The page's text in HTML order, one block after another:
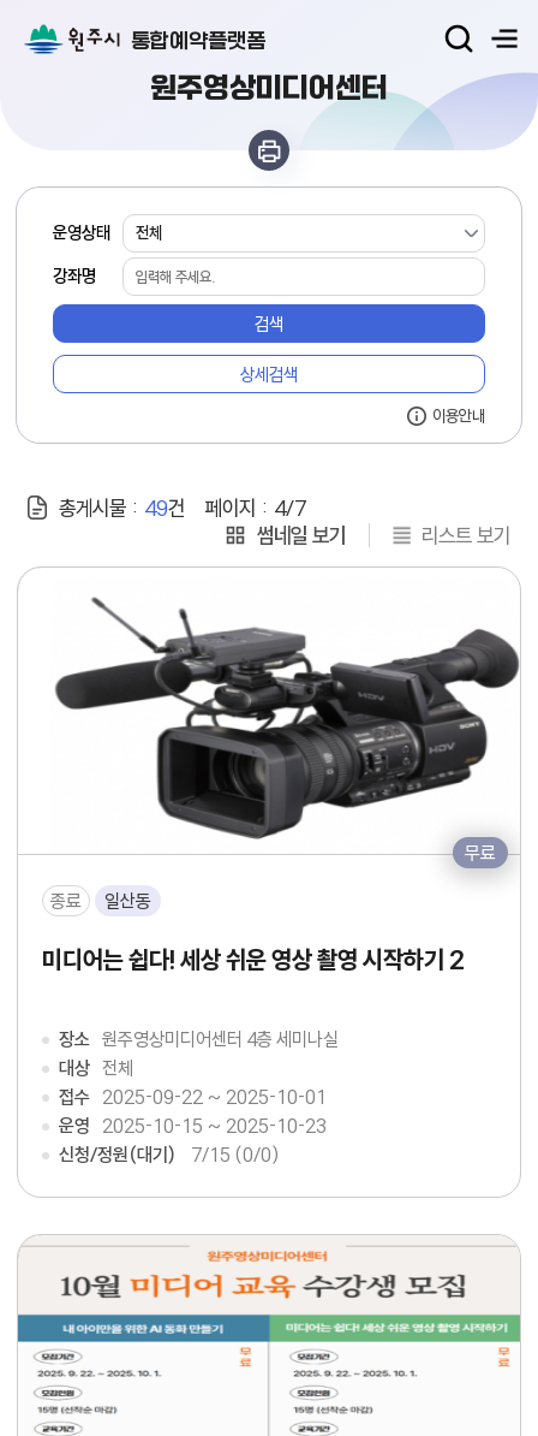
통합예약플랫폼
원주영상미디어센터
운영상태
강좌명
검색
상세검색
이용안내
총게시물 : 49건 페이지 : 4/7
썸네일 보기
리스트 보기
종료 일산동
무료
미디어는 쉽다! 세상 쉬운 영상 촬영 시작하기 2
장소 원주영상미디어센터 4층 세미나실
대상 전체
접수 2025-09-22 ~ 2025-10-01
운영 2025-10-15 ~ 2025-10-23
신청/정원(대기)
7/15 (0/0)